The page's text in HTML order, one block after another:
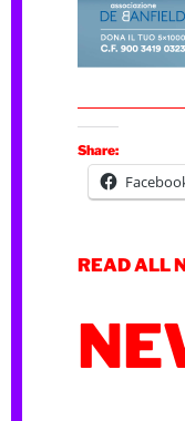
Share:
READ ALL